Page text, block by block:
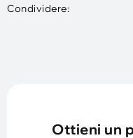
Condividere:
Ottieni un